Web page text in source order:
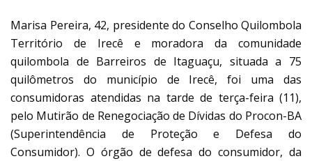
Marisa Pereira, 42, presidente do Conselho Quilombola
Território de Irecê e moradora da comunidade
quilombola de Barreiros de Itaguaçu, situada a 75
quilômetros do município de Irecê, foi uma das
consumidoras atendidas na tarde de terça-feira (11),
pelo Mutirão de Renegociação de Dívidas do Procon-BA
(Superintendência de Proteção e Defesa do
Consumidor). O órgão de defesa do consumidor, da